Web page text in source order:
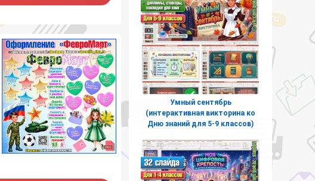
Умный сентябрь
(интерактивная викторина ко
Дню знаний для 5-9 классов)